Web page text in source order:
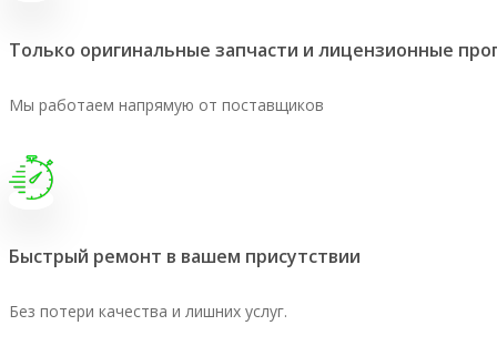
Только оригинальные запчасти и лицензионные
Мы работаем напрямую от поставщиков
Быстрый ремонт в вашем присутствии
Без потери качества и лишних услуг.